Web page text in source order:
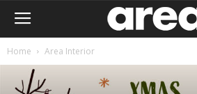
Home Area Interior